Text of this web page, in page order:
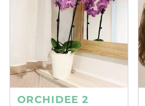
ORCHIDEE 2